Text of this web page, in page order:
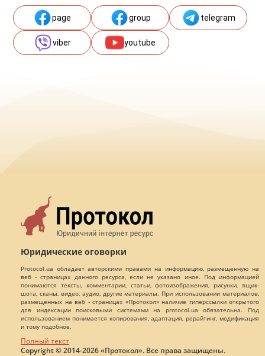
page group telegram
viber youtube
Юридические оговорки
Protocol.ua обладает авторскими правами на информацию, размещенную на
веб - страницах данного ресурса, если не указано иное. Под информацией
понимаются тексты, комментарии, статьи, фотоизображения, рисунки, ящик-
шота, сканы, видео, аудио, другие материалы. При использовании материалов,
размещенных на веб - страницах «Протокол» наличие гиперссылки открытого
для индексации поисковыми системами на protocol.ua обязательна. Под
использованием понимается копирования, адаптация, рерайтинг, модификация
и тому подобное.
Полный текст
Copyright © 2014-2026 «Протокол». Все права защищены.